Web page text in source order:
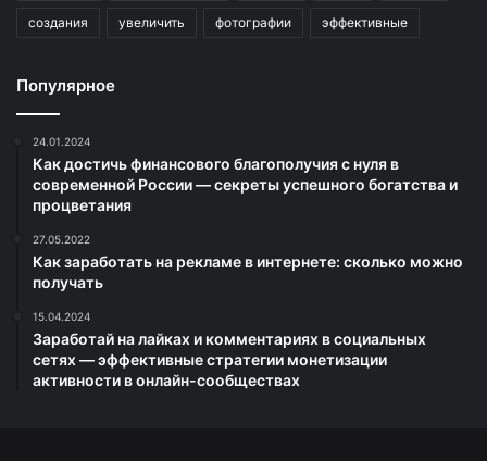
создания увеличить фотографии эффективные
Популярное
24.01.2024
Как достичь финансового благополучия с нуля в
современной России — секреты успешного богатства и
процветания
27.05.2022
Как заработать на рекламе в интернете: сколько можно
получать
15.04.2024
Заработай на лайках и комментариях в социальных
сетях — эффективные стратегии монетизации
активности в онлайн-сообществах